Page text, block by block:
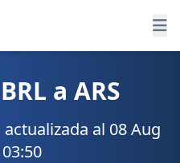
a ARS
al 08 Aug